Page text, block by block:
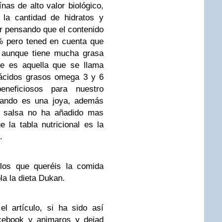
de alto valor biológico,
cantidad de hidratos y
pensando que el contenido
tened en cuenta que
tiene mucha grasa
es aquella que se llama
grasos omega 3 y 6
para nuestro
es una joya, además
no ha añadido mas
la tabla nutricional es la
que queréis la comida
la dieta Dukan.
el artículo, si ha sido así
y animaros y dejad